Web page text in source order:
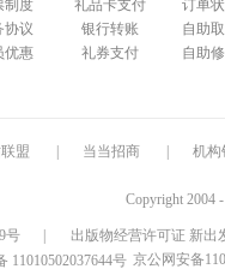
制度
协议
优惠
礼品卡支付
银行转账
礼券支付
订单
自助
自助
盟 当当招商 机构
Copyright 2004
号
出版物经营许可证 新出
京公网安备